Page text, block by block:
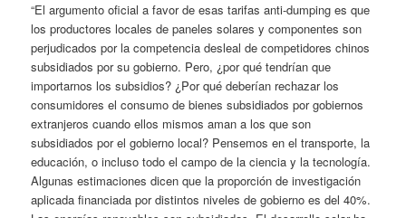
“El argumento oficial a favor de esas tarifas anti-dumping es que
los productores locales de paneles solares y componentes son
perjudicados por la competencia desleal de competidores chinos
subsidiados por su gobierno. Pero, ¿por qué tendrían que
importarnos los subsidios? ¿Por qué deberían rechazar los
consumidores el consumo de bienes subsidiados por gobiernos
extranjeros cuando ellos mismos aman a los que son
subsidiados por el gobierno local? Pensemos en el transporte, la
educación, o incluso todo el campo de la ciencia y la tecnología.
Algunas estimaciones dicen que la proporción de investigación
aplicada financiada por distintos niveles de gobierno es del 40%.